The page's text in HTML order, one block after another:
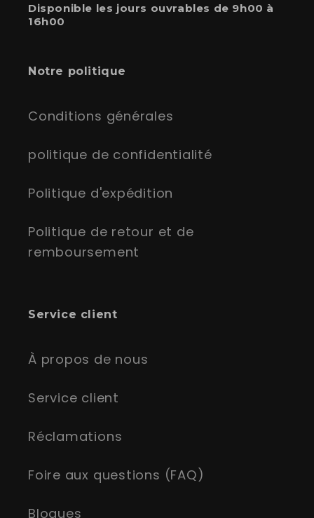
Disponible les jours ouvrables de 9h00 à
16h00
Notre politique
Conditions générales
politique de confidentialité
Politique d'expédition
Politique de retour et de
remboursement
Service client
À propos de nous
Service client
Réclamations
Foire aux questions (FAQ)
Blogues